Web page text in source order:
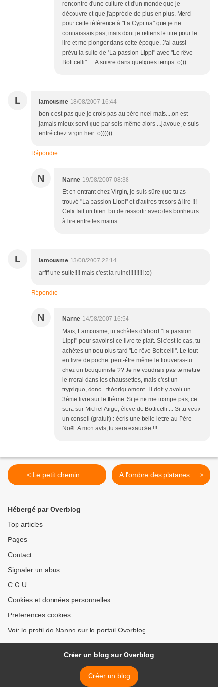
rencontre d'une culture et d'un monde que je
découvre et que j'apprécie de plus en plus. Merci
pour cette référence à "La Cyprina" que je ne
connaissais pas, mais dont je retiens le titre pour le
lire et me plonger dans cette époque. J'ai aussi
prévu la suite de "La passion Lippi" avec "Le rêve
Botticelli" .... A suivre dans quelques temps :o)))
L lamousme 18/08/2007 16:44
bon c'est pas que je crois pas au père noel mais....on est
jamais mieux servi que par sois-même alors ...j'avoue je suis
entré chez virgin hier :o))))))
Répondre
N Nanne 19/08/2007 08:38
Et en entrant chez Virgin, je suis sûre que tu as
trouvé "La passion Lippi" et d'autres trésors à lire !!!
Cela fait un bien fou de ressortir avec des bonheurs
à lire entre les mains....
L lamousme 13/08/2007 22:14
arfff une suite!!!! mais c'est la ruine!!!!!!!!!! :o)
Répondre
N Nanne 14/08/2007 16:54
Mais, Lamousme, tu achètes d'abord "La passion
Lippi" pour savoir si ce livre te plaît. Si c'est le cas, tu
achètes un peu plus tard "Le rêve Botticelli". Le tout
en livre de poche, peut-être même le trouveras-tu
chez un bouquiniste ?? Je ne voudrais pas te mettre
le moral dans les chaussettes, mais c'est un
tryptique, donc - théoriquement - il doit y avoir un
3ème livre sur le thème. Si je ne me trompe pas, ce
sera sur Michel Ange, élève de Botticelli ... Si tu veux
un conseil (gratuit) : écris une belle lettre au Père
Noël. A mon avis, tu sera exaucée !!!
< Le petit chemin ... A l'ombre des platanes ... >
Hébergé par Overblog
Top articles
Pages
Contact
Signaler un abus
C.G.U.
Cookies et données personnelles
Préférences cookies
Voir le profil de Nanne sur le portail Overblog
Créer un blog sur Overblog
Créer un blog